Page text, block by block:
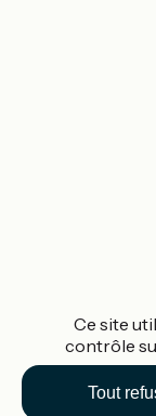
Je
Recevez le
boîte mail
Mon adresse
Conditions
Accueil Vélo Pro
Ce site
contrôle
Tout